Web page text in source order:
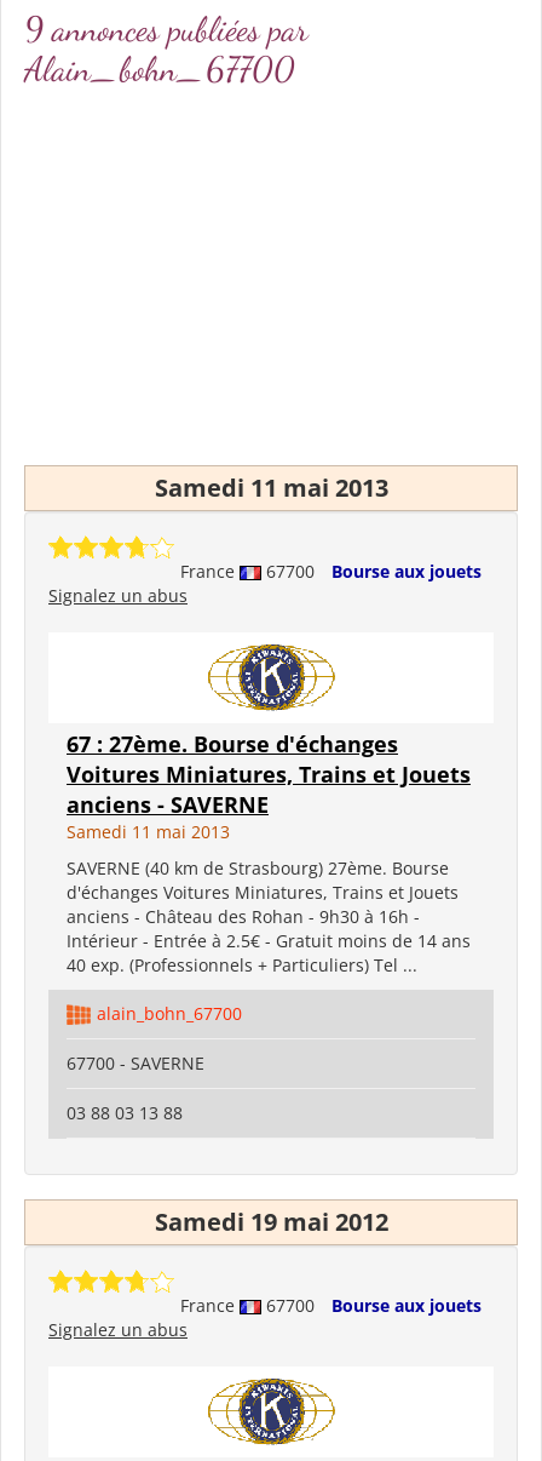
9 annonces publiées par
Alain_bohn_67700
Samedi 11 mai 2013
France 67700
Bourse aux jouets
Signalez un abus
67 : 27ème. Bourse d'échanges
Voitures Miniatures, Trains et Jouets
anciens - SAVERNE
Samedi 11 mai 2013
SAVERNE (40 km de Strasbourg) 27ème. Bourse
d'échanges Voitures Miniatures, Trains et Jouets
anciens - Château des Rohan - 9h30 à 16h -
Intérieur - Entrée à 2.5€ - Gratuit moins de 14 ans
40 exp. (Professionnels + Particuliers) Tel ...
alain_bohn_67700
67700 - SAVERNE
03 88 03 13 88
Samedi 19 mai 2012
France 67700
Bourse aux jouets
Signalez un abus